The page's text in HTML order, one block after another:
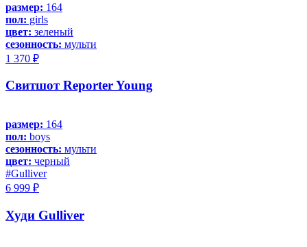
размер: 164
пол: girls
цвет: зеленый
сезонность: мульти
1 370 ₽
Свитшот Reporter Young
размер: 164
пол: boys
сезонность: мульти
цвет: черный
#Gulliver
6 999 ₽
Худи Gulliver